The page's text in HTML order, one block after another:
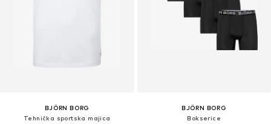
BJÖRN BORG
Tehnička sportska majica
BJÖRN BORG
Bokserice